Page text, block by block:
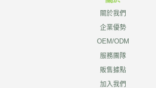
關於我們
企業優勢
OEM/ODM
服務團隊
販售據點
加入我們